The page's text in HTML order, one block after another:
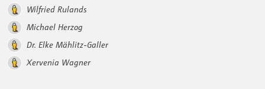
Wilfried Rulands
Michael Herzog
Dr. Elke Mählitz-Galler
Xervenia Wagner